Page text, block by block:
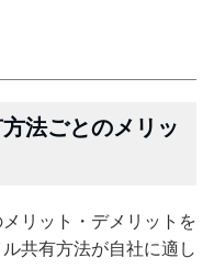
法ごとのメリッ
リット・デメリットを
共有方法が自社に適し